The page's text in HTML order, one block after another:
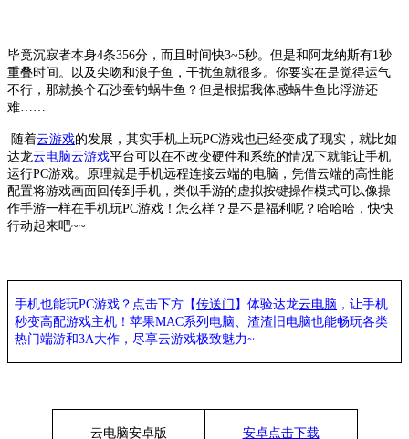
毕竟沉寂者本身4条356分，而且时间快3~5秒。但是和阿龙纳斯有1秒
重叠时间。以及尖吻和浪子鱼，干扰鱼就很多。你要实在是觉得运气
不行，那就换个石沙蚕钓蜗牛鱼？但是根据我体感蜗牛鱼比浮游还
难……
随着云游戏的发展，其实手机上玩PC游戏也已经变成了现实，就比如
达龙云电脑云游戏平台可以在不改变硬件和系统的情况下就能让手机
运行PC游戏。原理就是手机远程连接云端的电脑，凭借云端的高性能
配置将游戏画面回传到手机，类似手游的虚拟按键操作模式可以像操
作手游一样在手机玩PC游戏！怎么样？是不是福利呢？哈哈哈，快快
行动起来吧~~
手机也能玩PC游戏？点击下方【传送门 】体验达龙云电脑 ，让手机
秒变高配游戏主机 ！苹果MAC系列电脑、渣渣旧电脑也能畅玩各类
热门端游和3A大作， 尽享云游戏极致魅力~
云电脑安卓版 安卓点击下载